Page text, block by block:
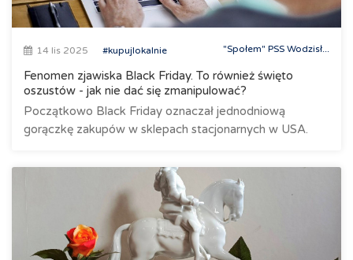
14 lis 2025 #kupujlokalnie "Społem" PSS Wodzisł...
Fenomen zjawiska Black Friday. To również święto
oszustów - jak nie dać się zmanipulować?
Początkowo Black Friday oznaczał jednodniową
gorączkę zakupów w sklepach stacjonarnych w USA.